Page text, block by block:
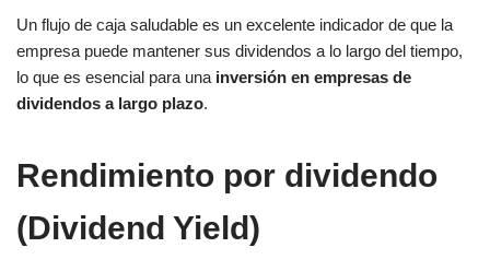
Un flujo de caja saludable es un excelente indicador de que la
empresa puede mantener sus dividendos a lo largo del tiempo,
lo que es esencial para una inversión en empresas de
dividendos a largo plazo.
Rendimiento por dividendo
(Dividend Yield)